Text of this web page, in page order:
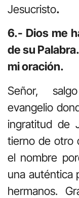
Jesucristo.
6.- Dios me
de su
mi oración.
Señor,
evangelio
ingratitud de
tierno de otro
el nombre
una auténtica
hermanos.